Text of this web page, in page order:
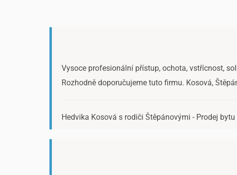
Vysoce profesionální přístup, ochota, vstřícnost,
Rozhodně doporučujeme tuto firmu. Kosová,
Hedvika Kosová s rodiči Štěpánovými - Prodej